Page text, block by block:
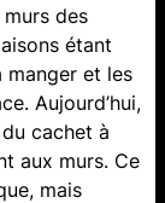
des
étant
manger et les
Aujourd’hui,
cachet à
aux murs. Ce
mais